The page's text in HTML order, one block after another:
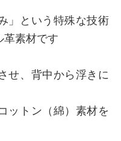
」という特殊な技術
革素材です
せ、背中から浮きに
ットン（綿）素材を